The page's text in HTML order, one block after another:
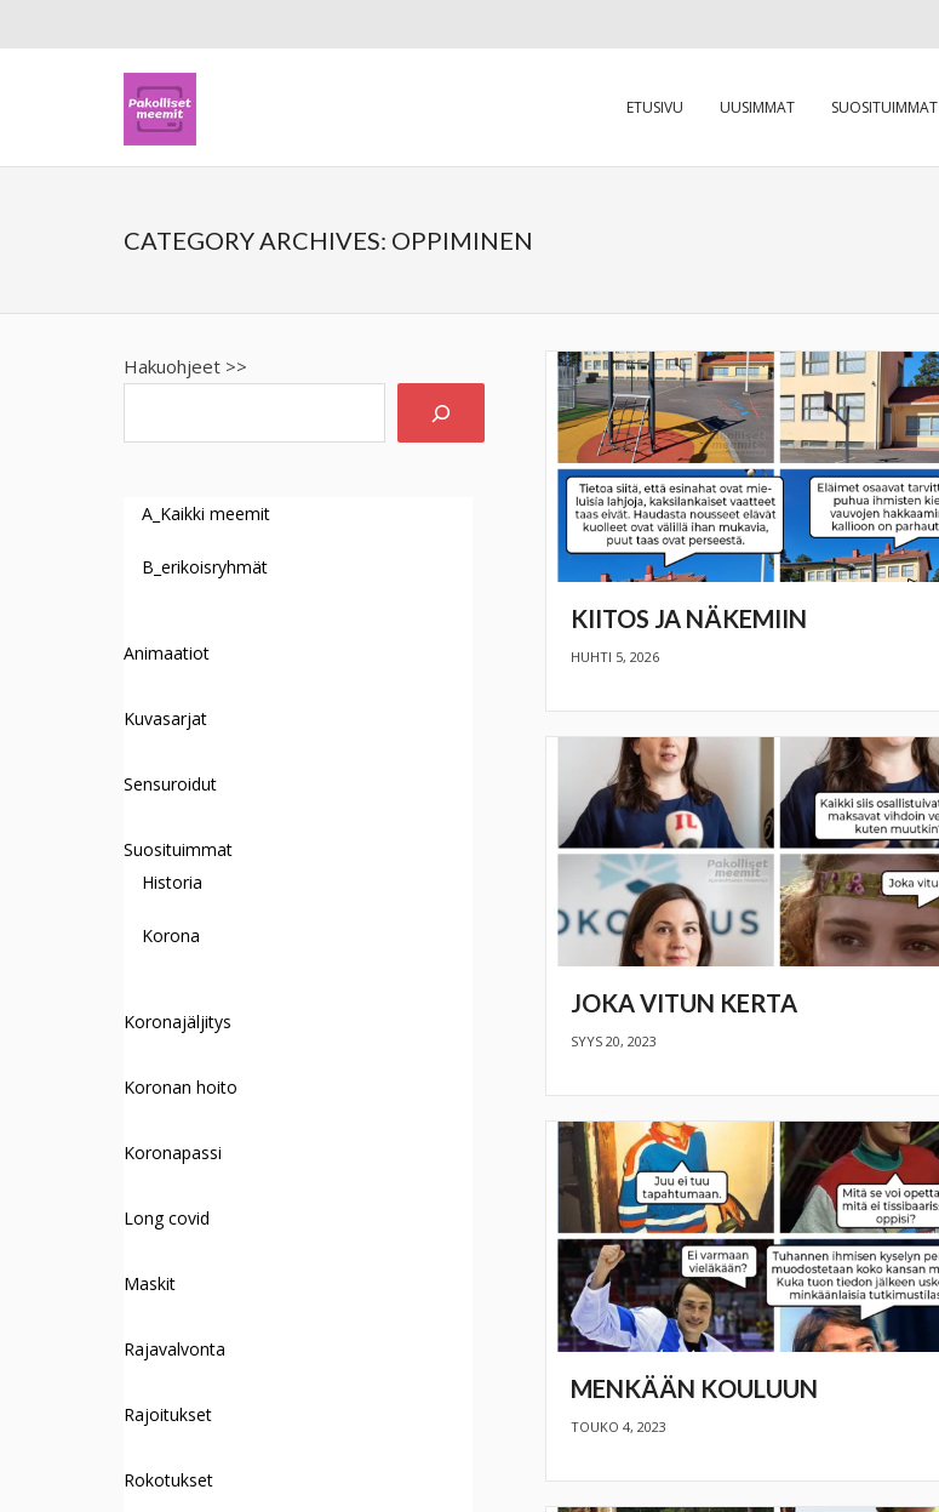
ETUSIVU UUSIMMAT SUOSITUIMMAT
CATEGORY ARCHIVES: OPPIMINEN
KIITOS JA NÄKEMIIN
HUHTI 5, 2026
JOKA VITUN KERTA
SYYS 20, 2023
MENKÄÄN KOULUUN
TOUKO 4, 2023
Hakuohjeet >>
A_Kaikki meemit
B_erikoisryhmät
Animaatiot
Kuvasarjat
Sensuroidut
Suosituimmat
Historia
Korona
Koronajäljitys
Koronan hoito
Koronapassi
Long covid
Maskit
Rajavalvonta
Rajoitukset
Rokotukset